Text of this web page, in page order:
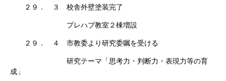
２９． ３ 校舎外壁塗装完了
プレハブ教室２棟増設
２９． ４ 市教委より研究委嘱を受ける
研究テーマ「思考力・判断力・表現力等の育
成」